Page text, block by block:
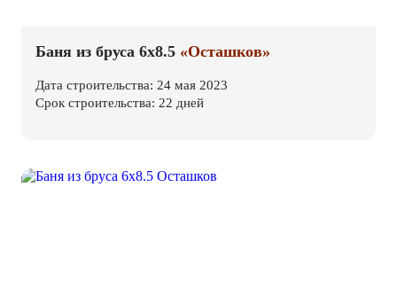
Баня из бруса 6х8.5 «Осташков»
Дата строительства: 24 мая 2023
Срок строительства: 22 дней